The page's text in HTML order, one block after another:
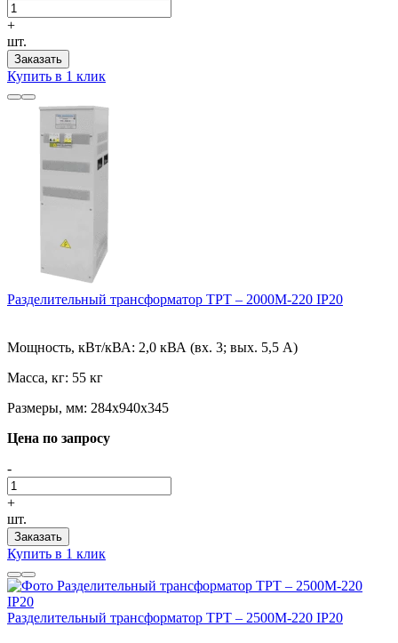
+
шт.
Заказать
Купить в 1 клик
Разделительный трансформатор ТРТ – 2000М-220 IP20
Мощность, кВт/кВА: 2,0 кВА (вх. 3; вых. 5,5 А)
Масса, кг: 55 кг
Размеры, мм: 284х940х345
Цена по запросу
-
+
шт.
Заказать
Купить в 1 клик
Разделительный трансформатор ТРТ – 2500М-220 IP20